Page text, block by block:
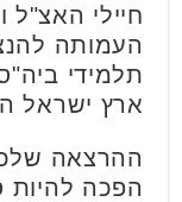
חיילי האצ"ל
העמותה
תלמידי
ארץ ישראל
ההרצאה
הפכה להיות